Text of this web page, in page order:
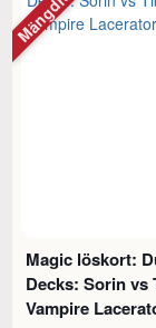
Magic löskort:
Decks: Sorin vs
Vampire